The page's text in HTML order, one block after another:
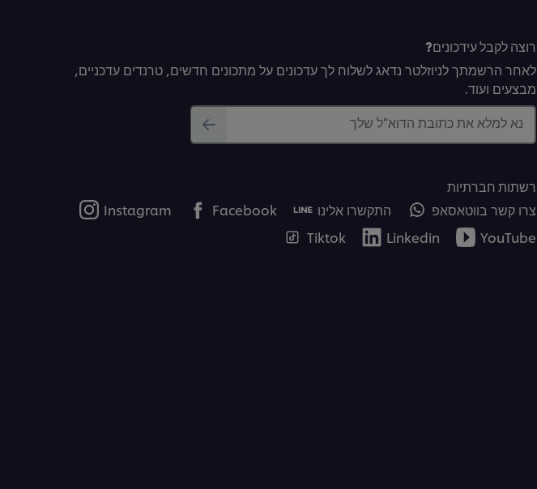
רוצה לקבל עידכונים?
לאחר הרשמתך לניוזלטר נדאג לשלוח לך עדכונים על מתכונים חדשים, טרנדים עדכניים,
מבצעים ועוד.
נא למלא את כתובת הדוא"ל שלך
רשתות חברתיות
צרו קשר בווטאסאפ
התקשרו אלינו Facebook
Instagram
YouTube
Linkedin
Tiktok